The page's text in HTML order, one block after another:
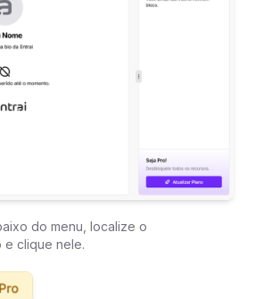
do menu, localize o
e clique nele.